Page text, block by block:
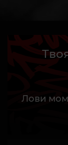
Лови